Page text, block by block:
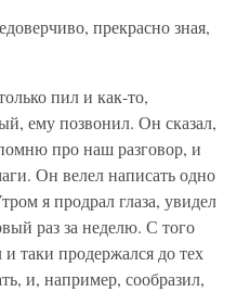
прекрасно зная,
пил и как-то,
ему позвонил. Он сказал,
про наш разговор, и
Он велел написать одно
я продрал глаза, увидел
раз за неделю. С того
таки продержался до тех
и, например, сообразил,